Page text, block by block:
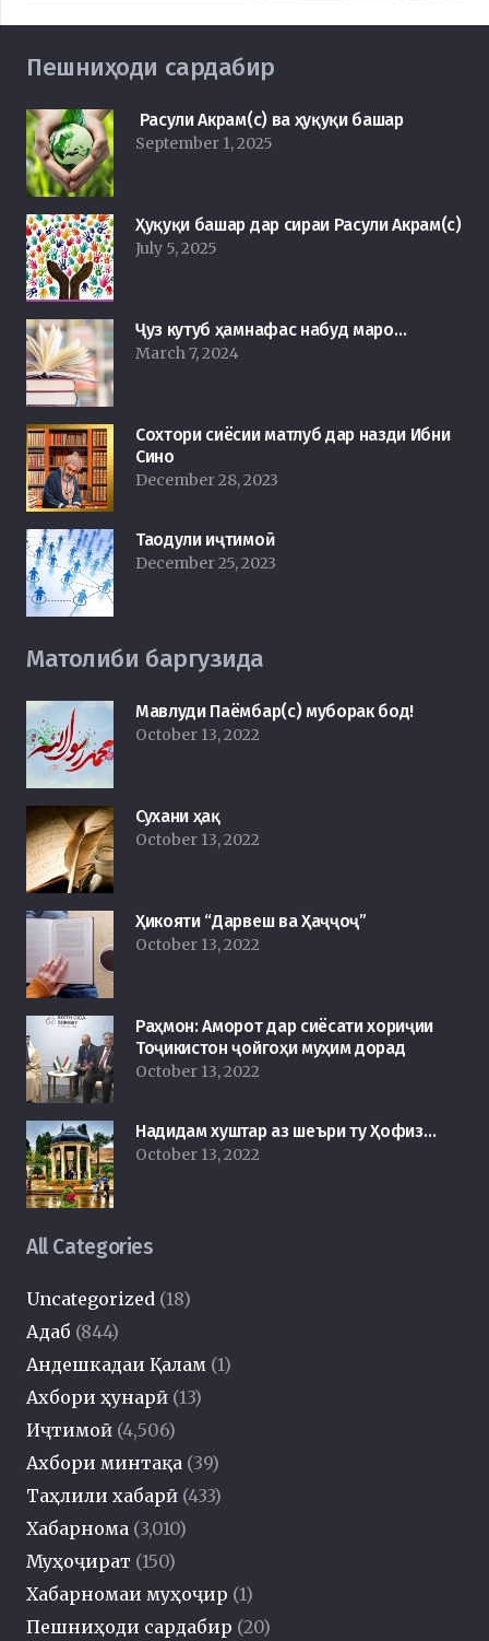
Пешниҳоди сардабир
Расули Акрам(с) ва ҳуқуқи башар
September 1, 2025
Ҳуқуқи башар дар сираи Расули Акрам(с)
July 5, 2025
Ҷуз кутуб ҳамнафас набуд маро…
March 7, 2024
Сохтори сиёсии матлуб дар назди Ибни
Сино
December 28, 2023
Таодули иҷтимоӣ
December 25, 2023
Матолиби баргузида
Мавлуди Паёмбар(с) муборак бод!
October 13, 2022
Сухани ҳақ
October 13, 2022
Ҳикояти “Дарвеш ва Ҳаҷҷоҷ”
October 13, 2022
Раҳмон: Аморот дар сиёсати хориҷии
Тоҷикистон ҷойгоҳи муҳим дорад
October 13, 2022
Надидам хуштар аз шеъри ту Ҳофиз…
October 13, 2022
All Categories
Uncategorized (18)
Адаб (844)
Андешкадаи Қалам (1)
Ахбори ҳунарӣ (13)
Иҷтимоӣ (4,506)
Ахбори минтақа (39)
Таҳлили хабарӣ (433)
Хабарнома (3,010)
Муҳоҷират (150)
Хабарномаи муҳоҷир (1)
Пешниҳоди сардабир (20)